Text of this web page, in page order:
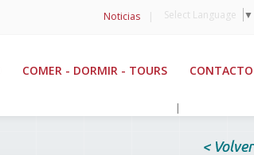
Noticias | Select Language ▼
COMER - DORMIR - TOURS CONTACTO
|
< Volver